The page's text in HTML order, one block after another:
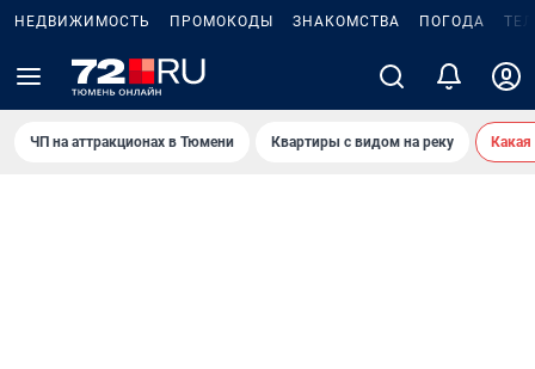
НЕДВИЖИМОСТЬ ПРОМОКОДЫ ЗНАКОМСТВА ПОГОДА
ЧП на аттракционах в Тюмени Квартиры с видом на реку